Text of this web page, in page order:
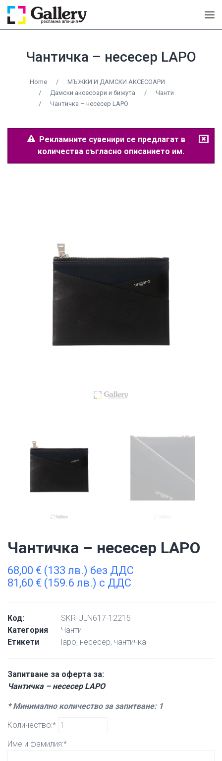
Чантичка – несесер LAPO
Home /
МЪЖКИ И ДАМСКИ АКСЕСОАРИ
/
Дамски аксесоари и бижута /
Чанти
/
Чантичка – несесер LAPO
Рекламните сувенири се предлагат в
количества съгласно описанието им.
Чантичка – несесер LAPO
68,00 € (133 лв.) без ДДС
81,60 € (159.6 лв.) с ДДС
Код:
SKR-ULN617-12215
Категория
Чанти
Етикети
lapo, несесер, чантичка
Запитване за оферта за:
Чантичка – несесер LAPO
* Минимално количество за запитване: 1
Количество:*
Име и фамилия:*